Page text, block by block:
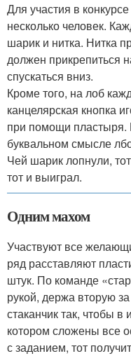
Для участия в
несколько человек.
шарик и нитка. Нитка
должен прикрепиться
спускаться вниз.
Кроме того, на лоб
канцелярская кнопка
при помощи пластыря.
буквальном смысле
Чей шарик лопнули,
тот и выиграл.
Одним махом
Участвуют все
ряд расставляют
штук. По команде
рукой, держа вторую
стаканчик так, чтобы в
котором сложены все
с заданием, тот